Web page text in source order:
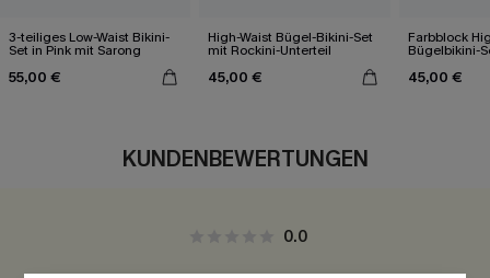
3-teiliges Low-Waist Bikini-
Set in Pink mit Sarong
55,00 €
High-Waist Bügel-Bikini-Set
mit Rockini-Unterteil
45,00 €
Farbblock
Bügelbikini-
45,00 €
KUNDENBEWERTUNGEN
0.0